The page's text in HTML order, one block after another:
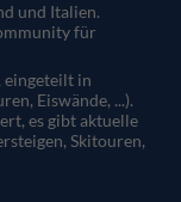
und Italien.
für
eingeteilt in
Eiswände, ...).
es gibt aktuelle
Skitouren,